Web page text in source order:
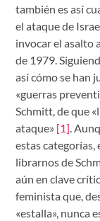
también es así
el ataque de
invocar el asalto
de 1979.
así cómo se han
«guerras
Schmitt, de que
ataque» [1].
estas categorías,
librarnos de
aún en clave
feminista que,
«estalla», nunca